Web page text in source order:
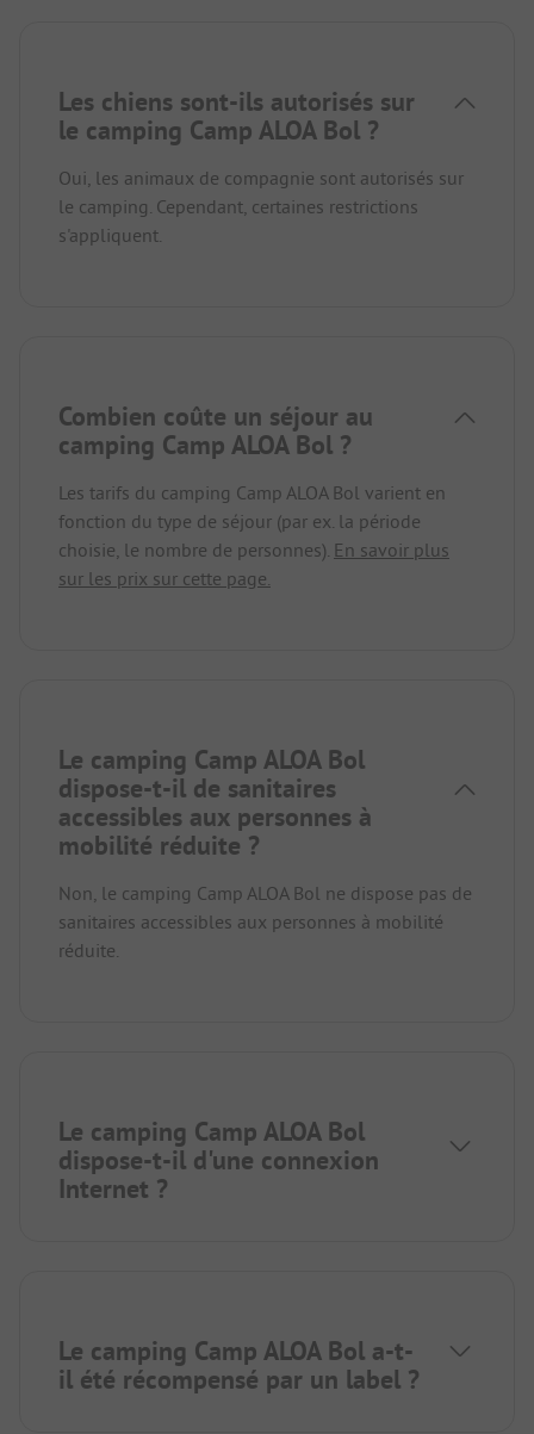
Les chiens sont-ils autorisés sur
le camping Camp ALOA Bol ?
Oui, les animaux de compagnie sont autorisés sur
le camping. Cependant, certaines restrictions
s'appliquent.
Combien coûte un séjour au
camping Camp ALOA Bol ?
Les tarifs du camping Camp ALOA Bol varient en
fonction du type de séjour (par ex. la période
choisie, le nombre de personnes). En savoir plus
sur les prix sur cette page.
Le camping Camp ALOA Bol
dispose-t-il de sanitaires
accessibles aux personnes à
mobilité réduite ?
Non, le camping Camp ALOA Bol ne dispose pas de
sanitaires accessibles aux personnes à mobilité
réduite.
Le camping Camp ALOA Bol
dispose-t-il d'une connexion
Internet ?
Le camping Camp ALOA Bol a-t-
il été récompensé par un label ?